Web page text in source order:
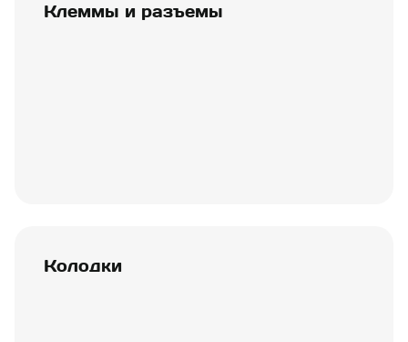
Клеммы и разъемы
Колодки